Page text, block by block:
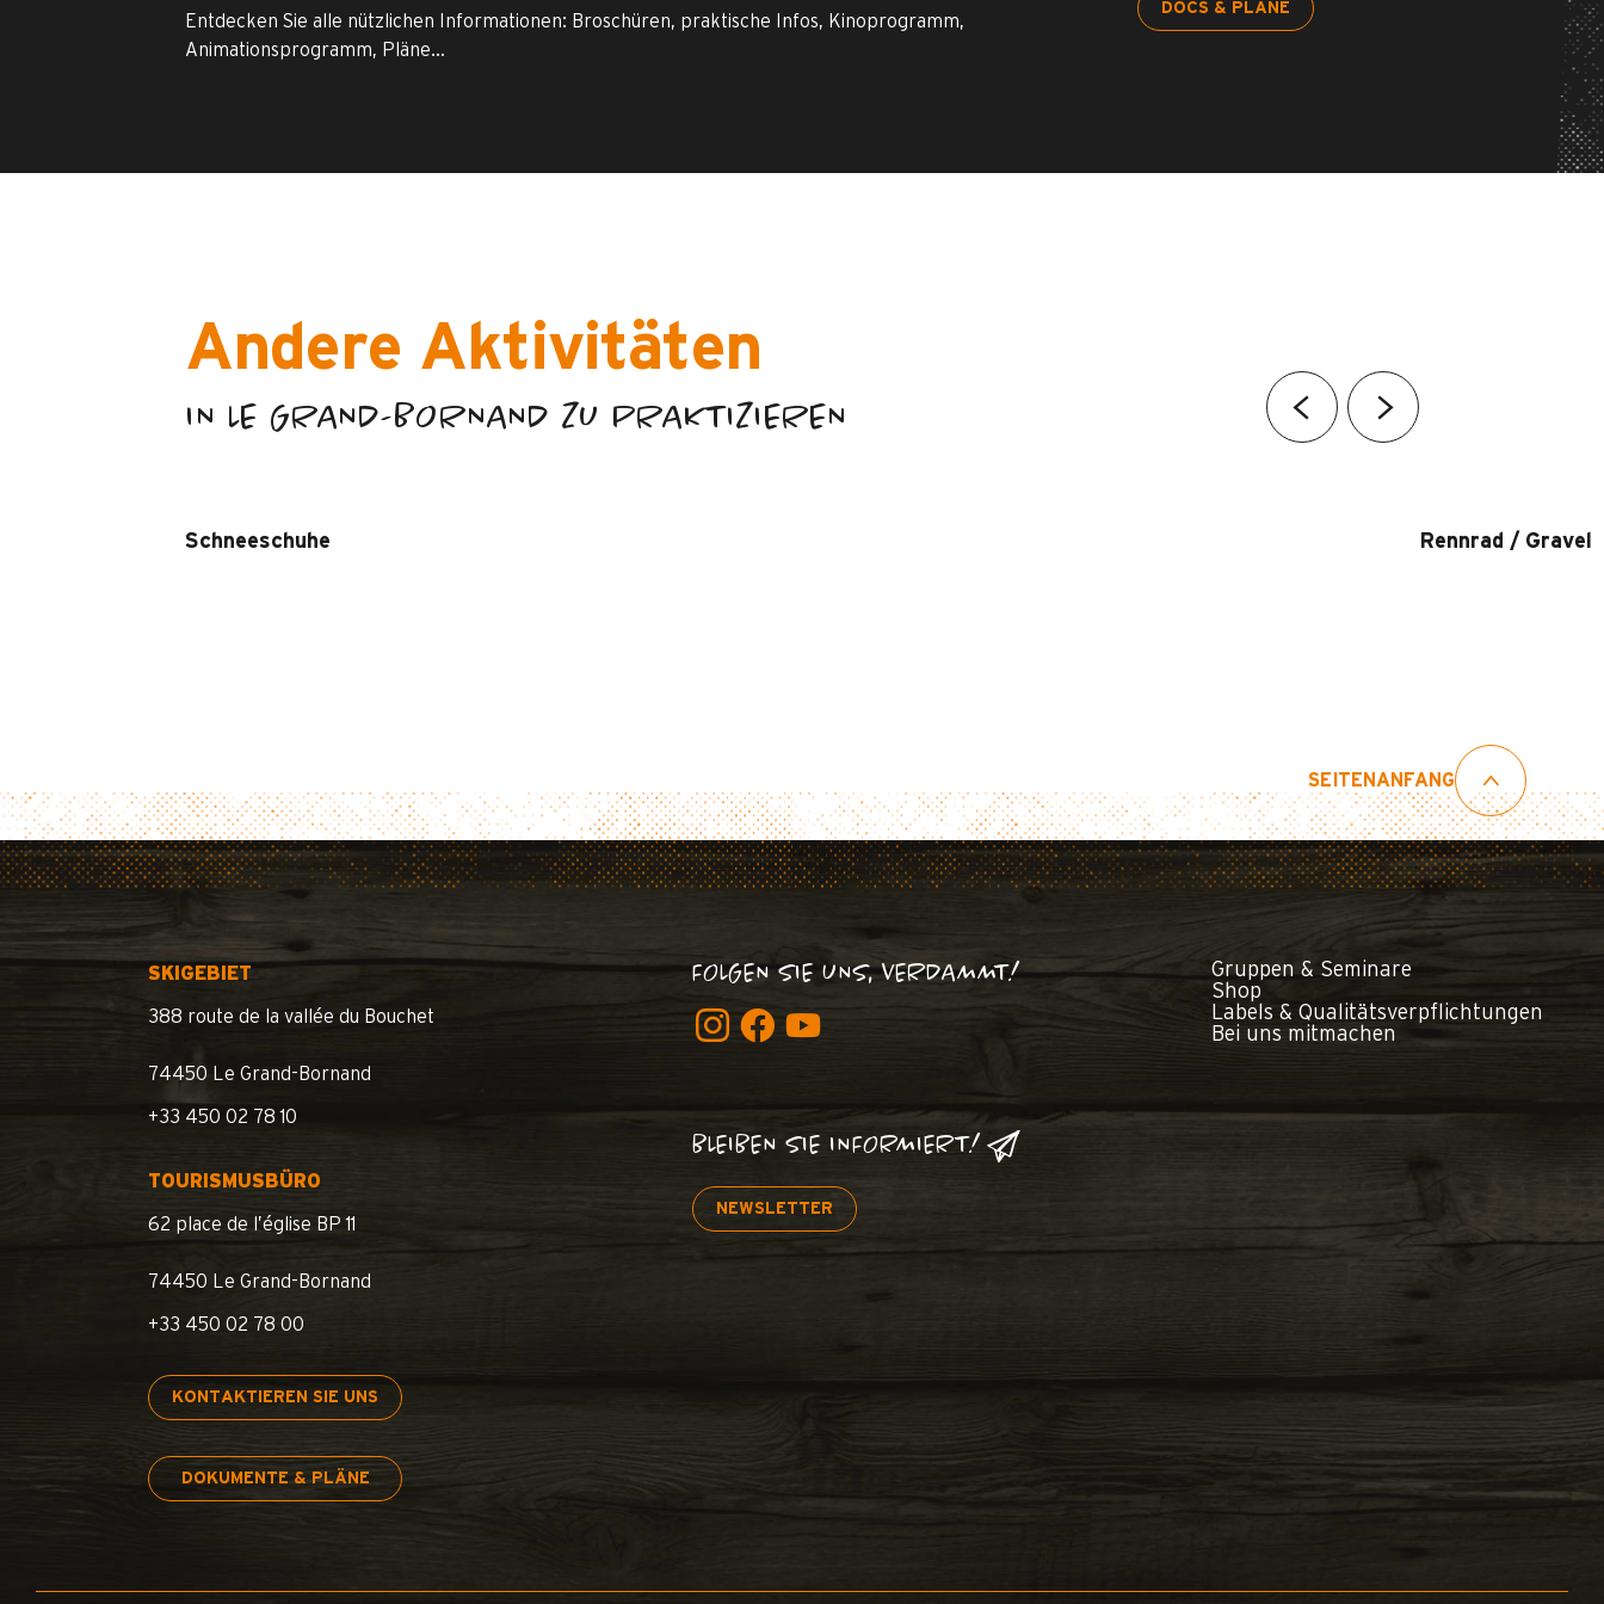
Entdecken Sie alle nützlichen Informationen: Broschüren, praktische Infos, Kinoprogramm,
Animationsprogramm, Pläne…
DOCS & PLÄNE
Andere Aktivitäten
IN LE GRAND-BORNAND ZU PRAKTIZIEREN
Schneeschuhe Rennrad / Gravel
SEITENANFANG
SKIGEBIET
388 route de la vallée du Bouchet
74450 Le Grand-Bornand
+33 450 02 78 10
TOURISMUSBÜRO
62 place de l’église BP 11
74450 Le Grand-Bornand
+33 450 02 78 00
KONTAKTIEREN SIE UNS
DOKUMENTE & PLÄNE
FOLGEN SIE UNS, VERDAMMT!
BLEIBEN SIE INFORMIERT!
NEWSLETTER
Gruppen & Seminare
Shop
Labels & Qualitätsverpflichtungen
Bei uns mitmachen